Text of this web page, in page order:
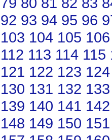
92 93 94 95 96
103 104 105 106
112 113 114 115
121 122 123 124
130 131 132 133
139 140 141 142
148 149 150 151